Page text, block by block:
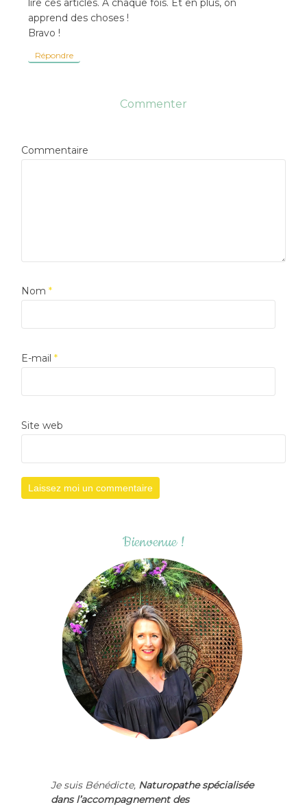
lire ces articles. A chaque fois. Et en plus, on
apprend des choses !
Bravo !
Répondre
Commenter
Commentaire
Nom*
E-mail*
Site web
Bienvenue !
Je suis Bénédicte, Naturopathe spécialisée
dans l’accompagnement des